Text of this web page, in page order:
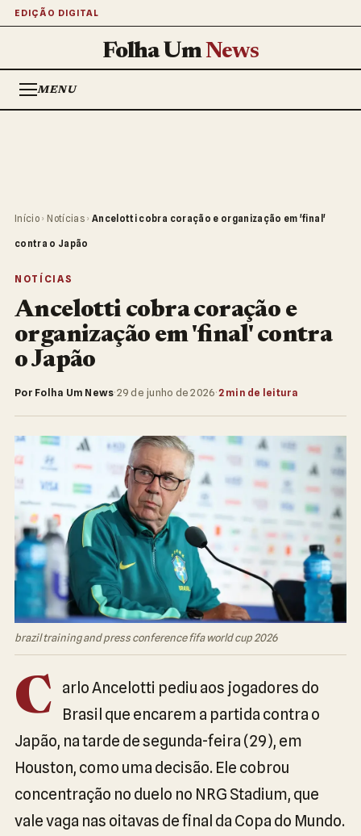
EDIÇÃO DIGITAL
Folha UmNews
MENU
Início › Notícias › Ancelotti cobra coração e organização em 'final'
contra o Japão
NOTÍCIAS
Ancelotti cobra coração e
organização em 'final' contra
o Japão
Por Folha Um News·29 de junho de 2026·2 min de leitura
brazil training and press conference fifa world cup 2026
C
arlo Ancelotti pediu aos jogadores do
Brasil que encarem a partida contra o
Japão, na tarde de segunda-feira (29), em
Houston, como uma decisão. Ele cobrou
concentração no duelo no NRG Stadium, que
vale vaga nas oitavas de final da Copa do Mundo.